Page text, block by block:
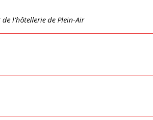
l'hôtellerie de Plein-Air